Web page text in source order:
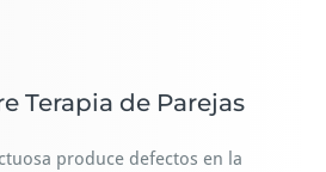
Terapia de Parejas
produce defectos en la